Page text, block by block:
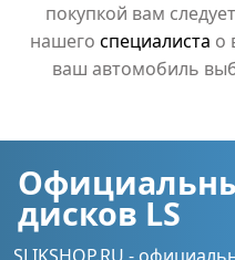
покупкой вам
нашего специалиста о
ваш автомобиль
дисков LS